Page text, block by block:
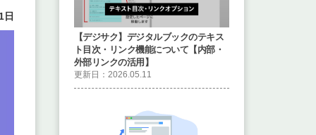
日
【デジサク】デジタルブックのテキス
ト目次・リンク機能について【内部・
外部リンクの活用】
更新日：2026.05.11